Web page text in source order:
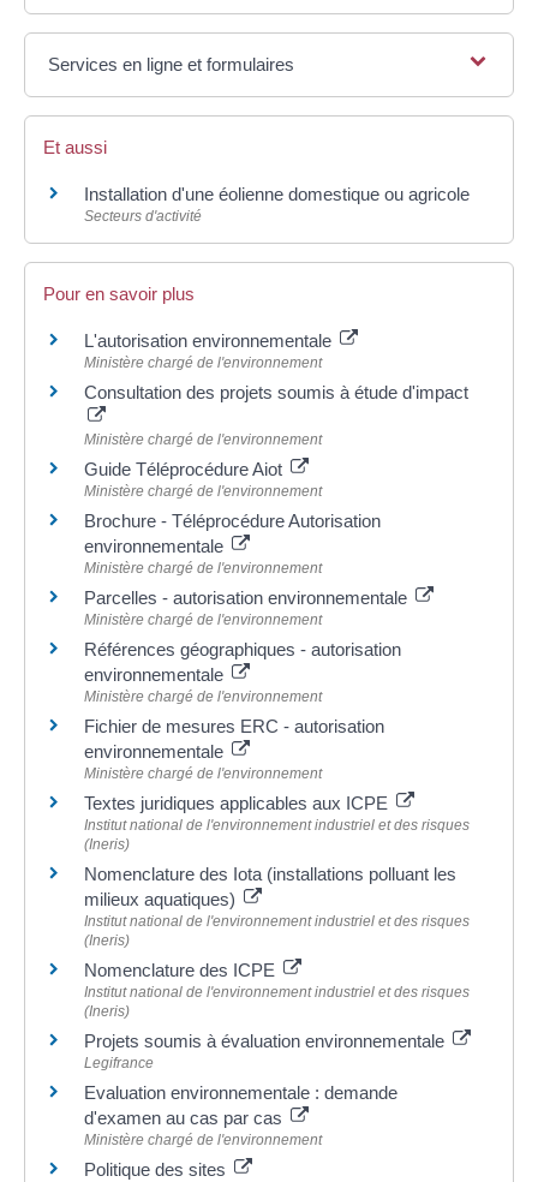
Services en ligne et formulaires
Et aussi
Installation d'une éolienne domestique ou agricole
Secteurs d'activité
Pour en savoir plus
L'autorisation environnementale
Ministère chargé de l'environnement
Consultation des projets soumis à étude d'impact
Ministère chargé de l'environnement
Guide Téléprocédure Aiot
Ministère chargé de l'environnement
Brochure - Téléprocédure Autorisation
environnementale
Ministère chargé de l'environnement
Parcelles - autorisation environnementale
Ministère chargé de l'environnement
Références géographiques - autorisation
environnementale
Ministère chargé de l'environnement
Fichier de mesures ERC - autorisation
environnementale
Ministère chargé de l'environnement
Textes juridiques applicables aux ICPE
Institut national de l'environnement industriel et des risques
(Ineris)
Nomenclature des Iota (installations polluant les
milieux aquatiques)
Institut national de l'environnement industriel et des risques
(Ineris)
Nomenclature des ICPE
Institut national de l'environnement industriel et des risques
(Ineris)
Projets soumis à évaluation environnementale
Legifrance
Evaluation environnementale : demande
d'examen au cas par cas
Ministère chargé de l'environnement
Politique des sites